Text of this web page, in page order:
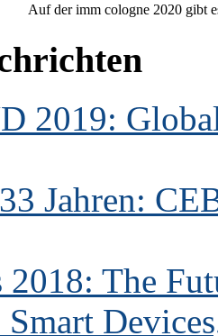
Auf der imm cologne 2020 gibt
2019:
Jahren:
2018: The